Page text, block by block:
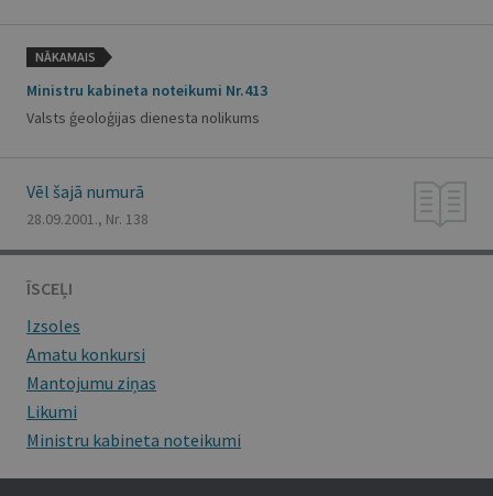
NĀKAMAIS
Ministru kabineta noteikumi Nr.413
Valsts ģeoloģijas dienesta nolikums
Vēl šajā numurā
28.09.2001., Nr. 138
ĪSCEĻI
Izsoles
Amatu konkursi
Mantojumu ziņas
Likumi
Ministru kabineta noteikumi